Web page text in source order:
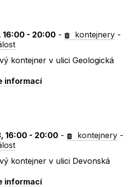
16:00 - 20:00 - kontejnery -
kontejner v ulici Geologická
informací
16:00 - 20:00 - kontejnery -
kontejner v ulici Devonská
informací